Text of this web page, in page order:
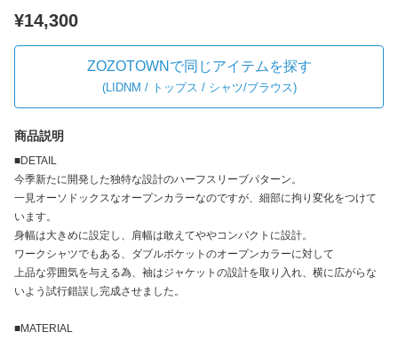
¥14,300
ZOZOTOWNで同じアイテムを探す
(LIDNM / トップス / シャツ/ブラウス)
商品説明
■DETAIL
今季新たに開発した独特な設計のハーフスリーブパターン。
一見オーソドックスなオープンカラーなのですが、細部に拘り変化をつけて
います。
身幅は大きめに設定し、肩幅は敢えてややコンパクトに設計。
ワークシャツでもある、ダブルポケットのオープンカラーに対して
上品な雰囲気を与える為、袖はジャケットの設計を取り入れ、横に広がらな
いよう試行錯誤し完成させました。
■MATERIAL